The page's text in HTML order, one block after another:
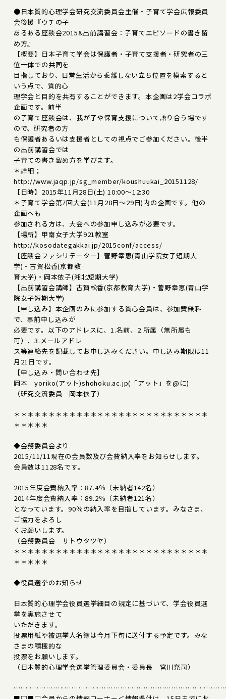
●日本質的心理学会研究交流委員会主催・子育て学会広報委員
会後援『ウチの子
あるある座談会2015&出前講習会：子育てエピソードの書き留
め方』
【概要】日本子育て学会は保護者・子育て支援者・研究者の三
位一体での共同を
目指しており、日常生活から乖離しない立ち位置を模索すると
いう点で、質的心
理学会と目的を共有することができます。本企画は2学会コラボ
企画です。前半
の子育て座談会は、我が子や保育支援について語り合う場です
ので、研究者の方
も保護者あるいは支援者としての視点でご参加ください。後半
の出前講習会では
子育ての書き留め方を学びます。
＊詳細；
http://www.jaqp.jp/sg_member/koushuukai_20151128/
【日時】2015年11月28日(土) 10:00～12:30
＊子育て学会第7回大会(11月28日～29日)内の企画です。他の
企画へも
参加される方は、大会への参加申し込みが必要です。
【場所】甲南女子大学921教室
http://kosodategakkai.jp/2015conf/access/
【座談会ファシリテーター】菅野幸恵(青山学院女子短期大
学)・古賀松香(京都教
育大学)・岡本依子(湘北短期大学)
【出前講習会講師】古賀松香(京都教育大学)・菅野幸恵(青山学
院女子短期大学)
【申し込み】本企画のみに参加する質心会員は、参加費無料
で、事前申し込みが
必要です。以下のアドレスに、1.名前、2.所属（無所属も
可）、3.メールアドレ
ス等連絡先を記載してお申し込みください。申し込み期限は11
月21日です。
【申し込み・問い合わせ先】
岡本 yoriko(アット)shohoku.ac.jp(「アット」を@に)
（研究交流委員 岡本依子）
＊＊＊＊＊＊＊＊＊＊＊＊＊＊＊＊＊＊＊＊＊＊＊＊＊＊＊＊
＊＊＊＊＊
◆会務委員会より
2015/11/11現在の会員数及び会費納入率をお知らせします。
会員数は1128名です。
2015年度会費納入率：87.4％（未納者142名）
2014年度会費納入率：89.2％（未納者121名）
となっています。90％の納入率を目指しています。みなさま、
ご協力をよろし
くお願いします。
（会務委員会 サトウタツヤ）
＊＊＊＊＊＊＊＊＊＊＊＊＊＊＊＊＊＊＊＊＊＊＊＊＊＊＊＊
＊＊＊＊＊
◆役員選挙のお知らせ
日本質的心理学会役員選挙細目の規定に基づいて、学会役員選
挙を実施させて
いただきます。
投票用紙や被選挙人名簿は今月下旬に送付する予定です。みな
さまの積極的な
投票をお願いします。
（日本質的心理学会選挙管理委員会・委員長 宮川充司）